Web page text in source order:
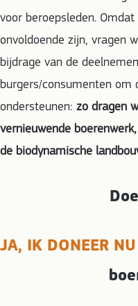
voor beroepsleden.
onvoldoende zijn, vragen
bijdrage van de
burgers/consumenten om
ondersteunen: zo dragen
vernieuwende
de biodynamische
JA, IK DONEER NU